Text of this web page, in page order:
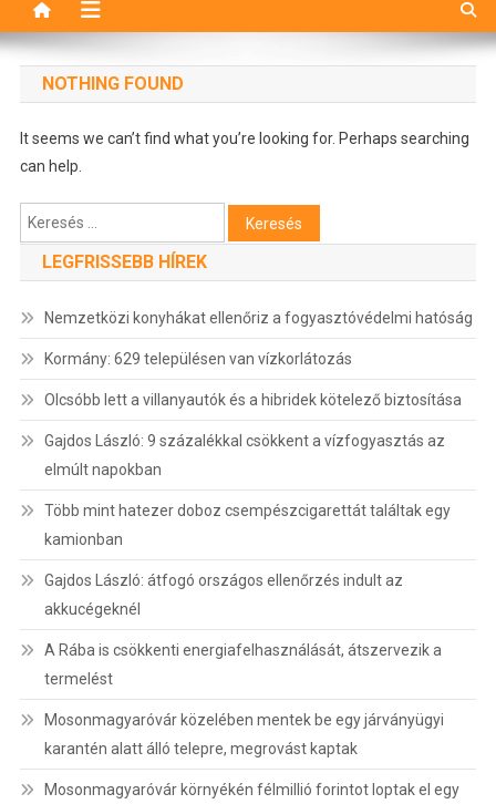
NOTHING FOUND
It seems we can’t find what you’re looking for. Perhaps searching
can help.
Keresés:
LEGFRISSEBB HÍREK
Nemzetközi konyhákat ellenőriz a fogyasztóvédelmi hatóság
Kormány: 629 településen van vízkorlátozás
Olcsóbb lett a villanyautók és a hibridek kötelező biztosítása
Gajdos László: 9 százalékkal csökkent a vízfogyasztás az
elmúlt napokban
Több mint hatezer doboz csempészcigarettát találtak egy
kamionban
Gajdos László: átfogó országos ellenőrzés indult az
akkucégeknél
A Rába is csökkenti energiafelhasználását, átszervezik a
termelést
Mosonmagyaróvár közelében mentek be egy járványügyi
karantén alatt álló telepre, megrovást kaptak
Mosonmagyaróvár környékén félmillió forintot loptak el egy